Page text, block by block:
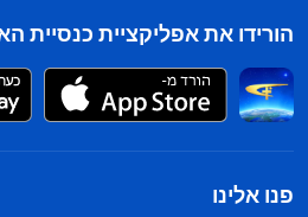
הורידו את אפליקציית כנסיית
פנו אלינו